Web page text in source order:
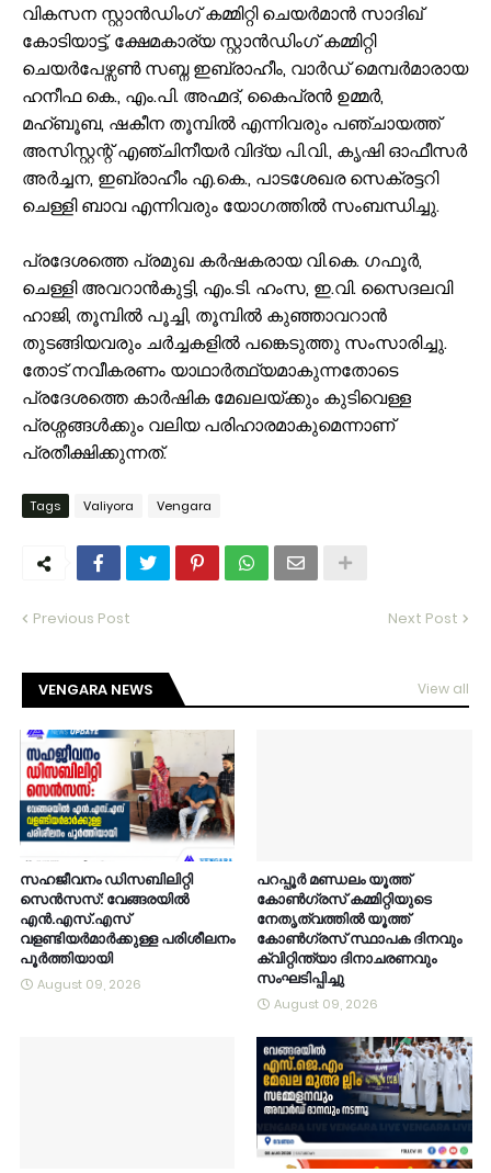
വികസന സ്റ്റാൻഡിംഗ് കമ്മിറ്റി ചെയർമാൻ സാദിഖ്
കോടിയാട്ട്, ക്ഷേമകാര്യ സ്റ്റാൻഡിംഗ് കമ്മിറ്റി
ചെയർപേഴ്സൺ സബ്ന ഇബ്രാഹീം, വാർഡ് മെമ്പർമാരായ
ഹനീഫ കെ., എം.പി. അഹ്മദ്, കൈപ്രൻ ഉമ്മർ,
മഹ്ബൂബ, ഷകീന തൂമ്പിൽ എന്നിവരും പഞ്ചായത്ത്
അസിസ്റ്റന്റ് എഞ്ചിനീയർ വിദ്യ പി.വി., കൃഷി ഓഫീസർ
അർച്ചന, ഇബ്രാഹീം എ.കെ., പാടശേഖര സെക്രട്ടറി
ചെള്ളി ബാവ എന്നിവരും യോഗത്തിൽ സംബന്ധിച്ചു.
പ്രദേശത്തെ പ്രമുഖ കർഷകരായ വി.കെ. ഗഫൂർ,
ചെള്ളി അവറാൻകുട്ടി, എം.ടി. ഹംസ, ഇ.വി. സൈദലവി
ഹാജി, തൂമ്പിൽ പൂച്ചി, തൂമ്പിൽ കുഞ്ഞാവറാൻ
തുടങ്ങിയവരും ചർച്ചകളിൽ പങ്കെടുത്തു സംസാരിച്ചു.
തോട് നവീകരണം യാഥാർത്ഥ്യമാകുന്നതോടെ
പ്രദേശത്തെ കാർഷിക മേഖലയ്ക്കും കുടിവെള്ള
പ്രശ്നങ്ങൾക്കും വലിയ പരിഹാരമാകുമെന്നാണ്
പ്രതീക്ഷിക്കുന്നത്.
Tags Valiyora Vengara
Previous Post Next Post
VENGARA NEWS View all
സഹജീവനം ഡിസബിലിറ്റി
സെൻസസ്: വേങ്ങരയിൽ
എൻ.എസ്.എസ്
വളണ്ടിയർമാർക്കുള്ള പരിശീലനം
പൂർത്തിയായി
August 09, 2026
പറപ്പൂർ മണ്ഡലം യൂത്ത്
കോൺഗ്രസ് കമ്മിറ്റിയുടെ
നേതൃത്വത്തിൽ യൂത്ത്
കോൺഗ്രസ് സ്ഥാപക ദിനവും
ക്വിറ്റിന്ത്യാ ദിനാചരണവും
സംഘടിപ്പിച്ചു
August 09, 2026